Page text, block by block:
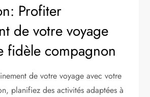
Profiter
de votre voyage
fidèle compagnon
de votre voyage avec votre
planifiez des activités adaptées à